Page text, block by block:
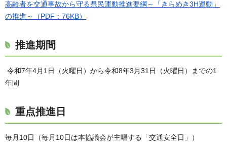
高齢者を交通事故から守る県民運動推進要綱～「きらめき3H運動」
の推進～（PDF：76KB）
推進期間
令和7年4月1日（火曜日）から令和8年3月31日（火曜日）までの1
年間
重点推進日
毎月10日（毎月10日は本協議会が主唱する「交通安全日」）